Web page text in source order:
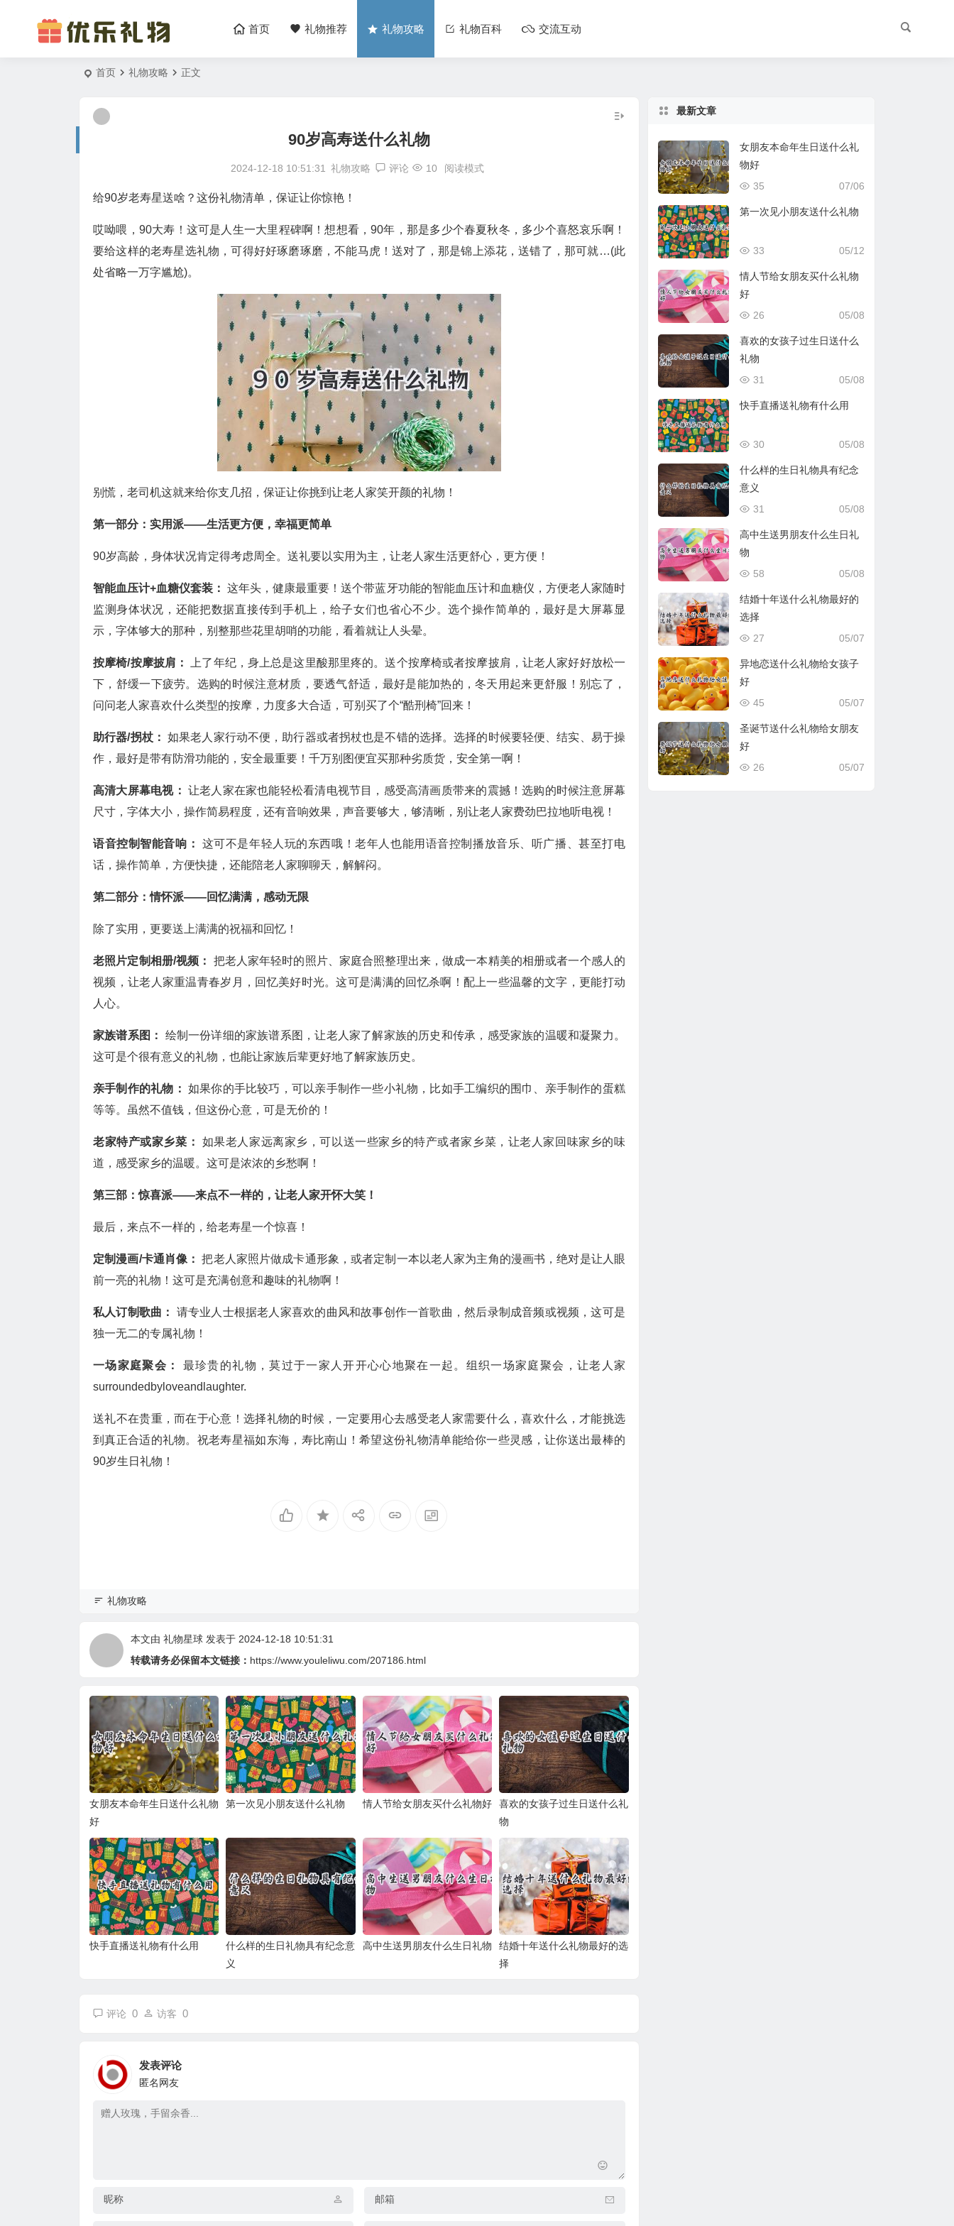
首页 礼物推荐 礼物攻略 礼物百科 交流互动
首页 礼物攻略 正文
90岁高寿送什么礼物
2024-12-18 10:51:31 礼物攻略 评论 10 阅读模式
给90岁老寿星送啥？这份礼物清单，保证让你惊艳！
哎呦喂，90大寿！这可是人生一大里程碑啊！想想看，90年，那是多少个春夏秋冬，多少个喜怒哀乐啊！
要给这样的老寿星选礼物，可得好好琢磨琢磨，不能马虎！送对了，那是锦上添花，送错了，那可就…(此
处省略一万字尴尬)。
别慌，老司机这就来给你支几招，保证让你挑到让老人家笑开颜的礼物！
第一部分：实用派——生活更方便，幸福更简单
90岁高龄，身体状况肯定得考虑周全。送礼要以实用为主，让老人家生活更舒心，更方便！
智能血压计+血糖仪套装：这年头，健康最重要！送个带蓝牙功能的智能血压计和血糖仪，方便老人家随时
监测身体状况，还能把数据直接传到手机上，给子女们也省心不少。选个操作简单的，最好是大屏幕显
示，字体够大的那种，别整那些花里胡哨的功能，看着就让人头晕。
按摩椅/按摩披肩：
上了年纪，身上总是这里酸那里疼的。送个按摩椅或者按摩披肩，让老人家好好放松一
下，舒缓一下疲劳。选购的时候注意材质，要透气舒适，最好是能加热的，冬天用起来更舒服！别忘了，
问问老人家喜欢什么类型的按摩，力度多大合适，可别买了个“酷刑椅”回来！
助行器/拐杖： 如果老人家行动不便，助行器或者拐杖也是不错的选择。选择的时候要轻便、结实、易于操
作，最好是带有防滑功能的，安全最重要！千万别图便宜买那种劣质货，安全第一啊！
高清大屏幕电视： 让老人家在家也能轻松看清电视节目，感受高清画质带来的震撼！选购的时候注意屏幕
尺寸，字体大小，操作简易程度，还有音响效果，声音要够大，够清晰，别让老人家费劲巴拉地听电视！
语音控制智能音响： 这可不是年轻人玩的东西哦！老年人也能用语音控制播放音乐、听广播、甚至打电
话，操作简单，方便快捷，还能陪老人家聊聊天，解解闷。
第二部分：情怀派——回忆满满，感动无限
除了实用，更要送上满满的祝福和回忆！
老照片定制相册/视频： 把老人家年轻时的照片、家庭合照整理出来，做成一本精美的相册或者一个感人的
视频，让老人家重温青春岁月，回忆美好时光。这可是满满的回忆杀啊！配上一些温馨的文字，更能打动
人心。
家族谱系图： 绘制一份详细的家族谱系图，让老人家了解家族的历史和传承，感受家族的温暖和凝聚力。
这可是个很有意义的礼物，也能让家族后辈更好地了解家族历史。
亲手制作的礼物： 如果你的手比较巧，可以亲手制作一些小礼物，比如手工编织的围巾、亲手制作的蛋糕
等等。虽然不值钱，但这份心意，可是无价的！
老家特产或家乡菜： 如果老人家远离家乡，可以送一些家乡的特产或者家乡菜，让老人家回味家乡的味
道，感受家乡的温暖。这可是浓浓的乡愁啊！
第三部：惊喜派——来点不一样的，让老人家开怀大笑！
最后，来点不一样的，给老寿星一个惊喜！
定制漫画/卡通肖像：把老人家照片做成卡通形象，或者定制一本以老人家为主角的漫画书，绝对是让人眼
前一亮的礼物！这可是充满创意和趣味的礼物啊！
私人订制歌曲： 请专业人士根据老人家喜欢的曲风和故事创作一首歌曲，然后录制成音频或视频，这可是
独一无二的专属礼物！
一场家庭聚会： 最珍贵的礼物，莫过于一家人开开心心地聚在一起。组织一场家庭聚会，让老人家
surroundedbyloveandlaughter.
送礼不在贵重，而在于心意！选择礼物的时候，一定要用心去感受老人家需要什么，喜欢什么，才能挑选
到真正合适的礼物。祝老寿星福如东海，寿比南山！希望这份礼物清单能给你一些灵感，让你送出最棒的
90岁生日礼物！
礼物攻略
本文由 礼物星球 发表于 2024-12-18 10:51:31
转载请务必保留本文链接： https://www.youleliwu.com/207186.html
女朋友本命年生日送什么礼物
好
第一次见小朋友送什么礼物 情人节给女朋友买什么礼物好
喜欢的女孩子过生日送什么礼
物
快手直播送礼物有什么用
什么样的生日礼物具有纪念意
义
高中生送男朋友什么生日礼物
结婚十年送什么礼物最好的选
择
评论 0 访客 0
发表评论
匿名网友
昵称 邮箱
最新文章
女朋友本命年生日送什么礼
物好
07/06
35
第一次见小朋友送什么礼物
05/12
33
情人节给女朋友买什么礼物
好
05/08
26
喜欢的女孩子过生日送什么
礼物
05/08
31
快手直播送礼物有什么用
05/08
30
什么样的生日礼物具有纪念
意义
05/08
31
高中生送男朋友什么生日礼
物
05/08
58
结婚十年送什么礼物最好的
选择
05/07
27
异地恋送什么礼物给女孩子
好
05/07
45
圣诞节送什么礼物给女朋友
好
05/07
26